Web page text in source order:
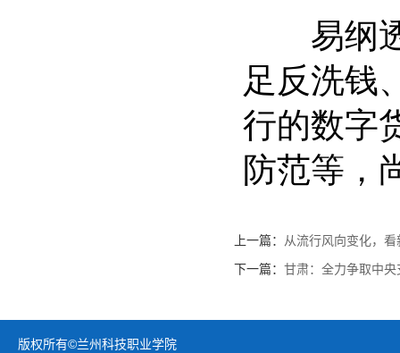
易纲透
足反洗钱
行的数字
防范等，
上一篇：
从流行风向变化，
下一篇： 甘肃：全力争取中
版权所有©兰州科技职业学院